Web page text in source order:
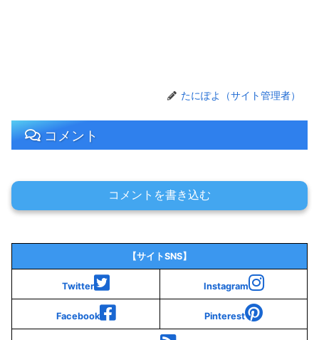
たにぽよ（サイト管理者）
コメント
コメントを書き込む
【サイトSNS】
Twitter Instagram
Facebook Pinterest